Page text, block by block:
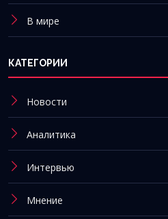
В мире
КАТЕГОРИИ
Новости
Аналитика
Интервью
Мнение